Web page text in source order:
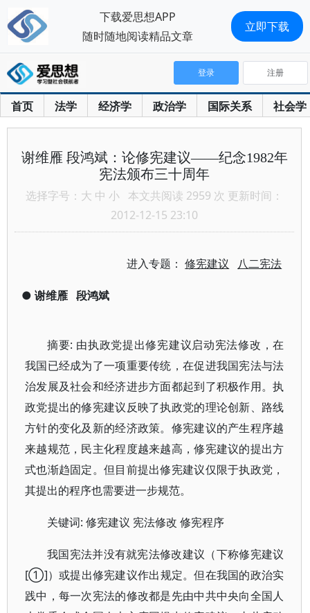
首页 法学 经济学 政治学 国际关系 社会学
登录 注册
谢维雁 段鸿斌：论修宪建议——纪念1982年
宪法颁布三十周年
选择字号： 大 中 小 本文共阅读 2959 次 更新时间：
2012-12-15 23:10
进入专题：修宪建议 八二宪法
● 谢维雁 段鸿斌
摘要: 由执政党提出修宪建议启动宪法修改，在
我国已经成为了一项重要传统，在促进我国宪法与法
治发展及社会和经济进步方面都起到了积极作用。执
政党提出的修宪建议反映了执政党的理论创新、路线
方针的变化及新的经济政策。修宪建议的产生程序越
来越规范，民主化程度越来越高，修宪建议的提出方
式也渐趋固定。但目前提出修宪建议仅限于执政党，
其提出的程序也需要进一步规范。
关键词: 修宪建议 宪法修改 修宪程序
我国宪法并没有就宪法修改建议（下称修宪建议
[①]）或提出修宪建议作出规定。但在我国的政治实
践中，每一次宪法的修改都是先由中共中央向全国人
下载爱思想APP
随时随地阅读精品文章
立即下载